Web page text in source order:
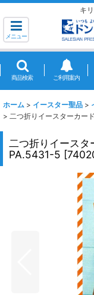
キ
メニュー
商品検索 ご利用案内
ホーム > イースター聖品 >
> 二つ折りイースターカ
二つ折りイース
PA.5431-5 [